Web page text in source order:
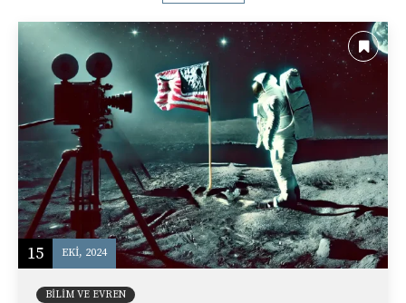
15 EKI, 2024
BILIM VE EVREN